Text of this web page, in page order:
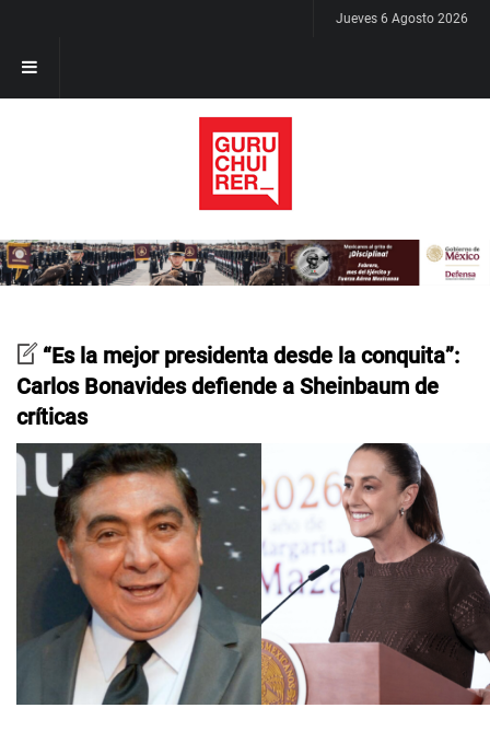
Jueves 6 Agosto 2026
“Es la mejor presidenta desde la conquita”:
Carlos Bonavides defiende a Sheinbaum de
críticas